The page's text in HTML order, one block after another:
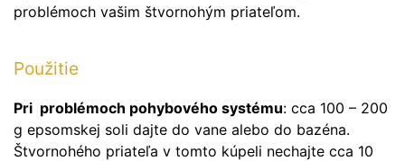
problémoch vašim štvornohým priateľom.
Použitie
Pri problémoch pohybového systému: cca 100 – 200
g epsomskej soli dajte do vane alebo do bazéna.
Štvornohého priateľa v tomto kúpeli nechajte cca 10